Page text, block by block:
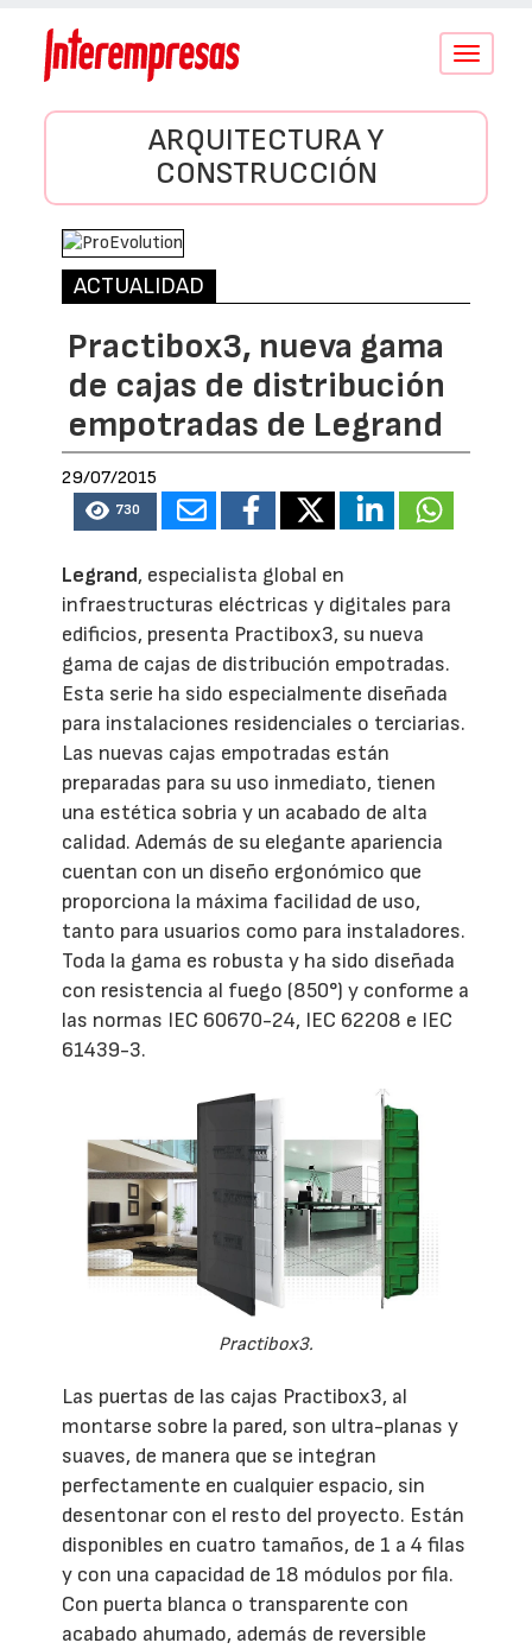
Conmutar
ARQUITECTURA Y
CONSTRUCCIÓN
ACTUALIDAD
Practibox3, nueva gama
de cajas de distribución
empotradas de Legrand
29/07/2015
730
Legrand, especialista global en
infraestructuras eléctricas y digitales para
edificios, presenta Practibox3, su nueva
gama de cajas de distribución empotradas.
Esta serie ha sido especialmente diseñada
para instalaciones residenciales o terciarias.
Las nuevas cajas empotradas están
preparadas para su uso inmediato, tienen
una estética sobria y un acabado de alta
calidad. Además de su elegante apariencia
cuentan con un diseño ergonómico que
proporciona la máxima facilidad de uso,
tanto para usuarios como para instaladores.
Toda la gama es robusta y ha sido diseñada
con resistencia al fuego (850°) y conforme a
las normas IEC 60670-24, IEC 62208 e IEC
61439-3.
Practibox3.
Las puertas de las cajas Practibox3, al
montarse sobre la pared, son ultra-planas y
suaves, de manera que se integran
perfectamente en cualquier espacio, sin
desentonar con el resto del proyecto. Están
disponibles en cuatro tamaños, de 1 a 4 filas
y con una capacidad de 18 módulos por fila.
Con puerta blanca o transparente con
acabado ahumado, además de reversible